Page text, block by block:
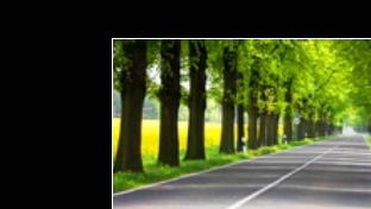
Im Juni
Allee bei Linumhorst